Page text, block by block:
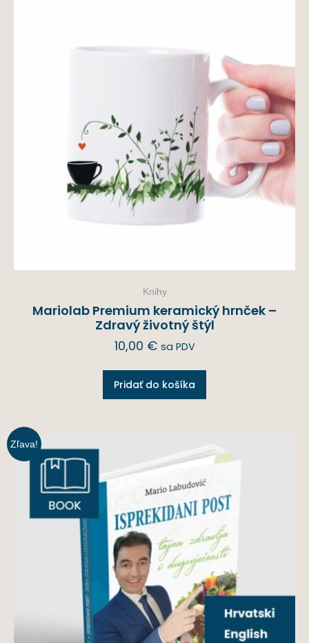
Knihy
Mariolab Premium keramický hrnček –
Zdravý životný štýl
10,00 € sa PDV
Pridať do košíka
Zľava!